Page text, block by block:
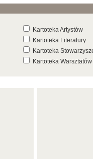
Kartoteka Artystów
Kartoteka Literatury
Kartoteka
Kartoteka Warsztatów